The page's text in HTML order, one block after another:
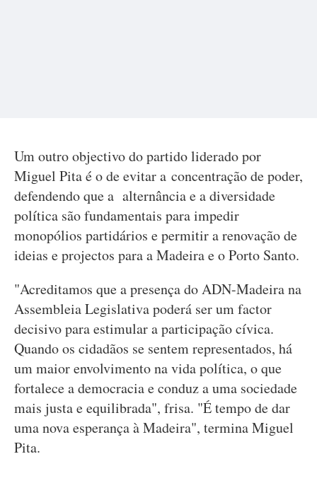
Um outro objectivo do partido liderado por
Miguel Pita é o de evitar a concentração de poder,
defendendo que a alternância e a diversidade
política são fundamentais para impedir
monopólios partidários e permitir a renovação de
ideias e projectos para a Madeira e o Porto Santo.
"Acreditamos que a presença do ADN-Madeira na
Assembleia Legislativa poderá ser um factor
decisivo para estimular a participação cívica.
Quando os cidadãos se sentem representados, há
um maior envolvimento na vida política, o que
fortalece a democracia e conduz a uma sociedade
mais justa e equilibrada", frisa. "É tempo de dar
uma nova esperança à Madeira", termina Miguel
Pita.